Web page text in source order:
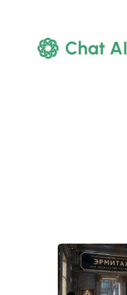
Chat AI